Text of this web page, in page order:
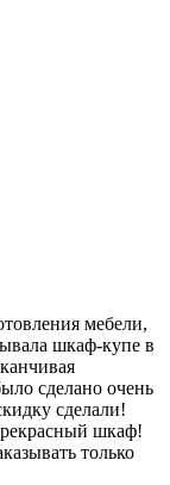
мебели,
шкаф-купе в
сделано очень
сделали!
шкаф!
только